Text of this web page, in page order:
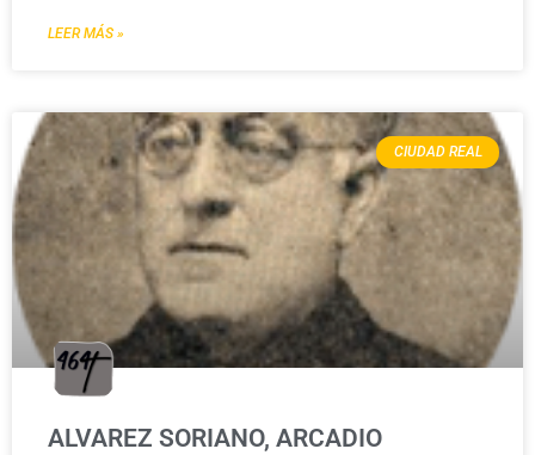
LEER MÁS »
CIUDAD REAL
ALVAREZ SORIANO, ARCADIO